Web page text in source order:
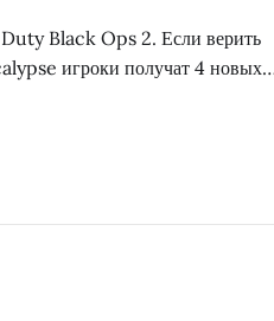
Black Ops 2. Если верить
игроки получат 4 новых
развития событий в зомби-